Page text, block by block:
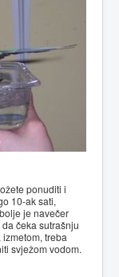
ponuditi i
10-ak sati,
je navečer
čeka sutrašnju
treba
svježom vodom.